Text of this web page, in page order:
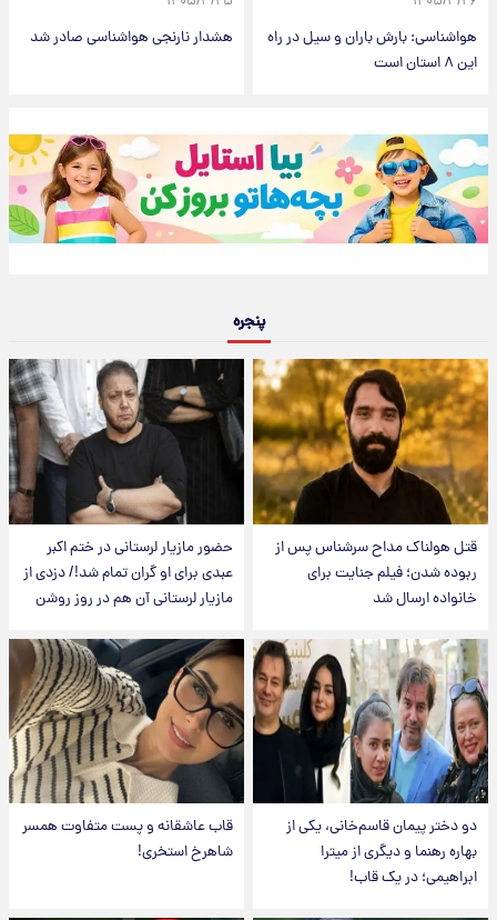
هواشناسی: بارش باران و سیل در راه
این ۸ استان است
هشدار نارنجی هواشناسی صادر شد
پنجره
قتل هولناک مداح سرشناس پس از
ربوده شدن؛ فیلم جنایت برای
خانواده ارسال شد
حضور مازیار لرستانی در ختم اکبر
عبدی برای او گران تمام شد!/ دزدی از
مازیار لرستانی آن هم در روز روشن
دو دختر پیمان قاسم‌خانی، یکی از
بهاره رهنما و دیگری از میترا
ابراهیمی؛ در یک قاب!
قاب عاشقانه و پست متفاوت همسر
شاهرخ استخری!